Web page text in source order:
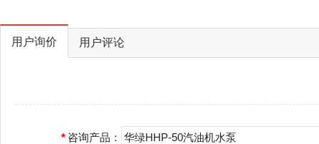
用户询价 用户评论
* 咨询产品： 华绿HHP-50汽油机水泵